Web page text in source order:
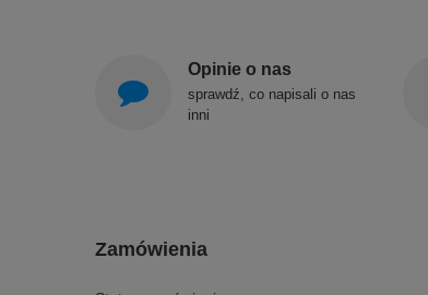
Opinie o nas
sprawdź, co napisali o nas
inni
Zamówienia